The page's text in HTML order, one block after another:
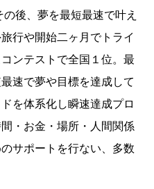
後、夢を最短最速で叶え
行や開始二ヶ月でトライ
ンテストで全国１位。最
速で夢や目標を達成して
を体系化し瞬速達成プロ
・お金・場所・人間関係
サポートを行ない、多数